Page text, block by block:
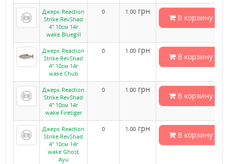
Джерк Reaction
Strike RevShad
4" 10см 14г
wake Bluegill
0 1.00 грн
В корзину
Джерк Reaction
Strike RevShad
4" 10см 14г
wake Chub
0 1.00 грн
В корзину
Джерк Reaction
Strike RevShad
4" 10см 14г
wake Firetiger
0 1.00 грн
В корзину
Джерк Reaction
Strike RevShad
4" 10см 14г
wake Ghost
Ayu
0 1.00 грн
В корзину